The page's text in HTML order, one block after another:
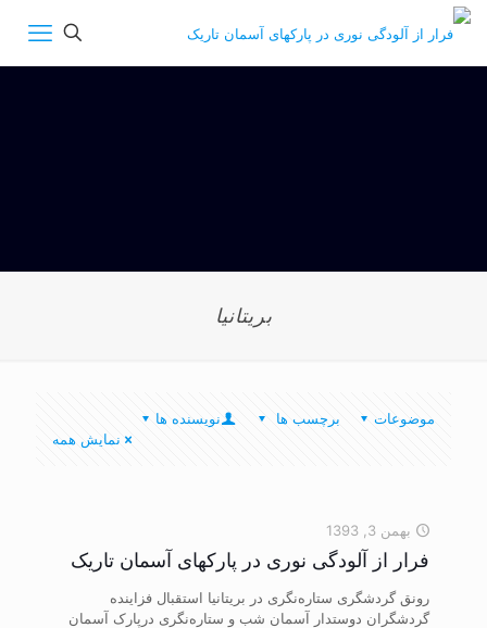
بريتانيا
موضوعات برچسب ها
نویسنده ها
نمایش همه
بهمن 3, 1393
فرار از آلودگی نوری در پارکهای آسمان تاریک
رونق گردشگری ستاره‌نگری در بریتانیا استقبال فزاینده
گردشگران دوستدار آسمان شب و ستاره‌نگری درپارک آسمان